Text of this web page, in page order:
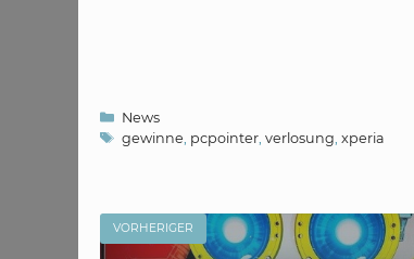
Kategorien
News
Schlagwörter
gewinne pcpointer ,verlosung ,xperia
VORHERIGER